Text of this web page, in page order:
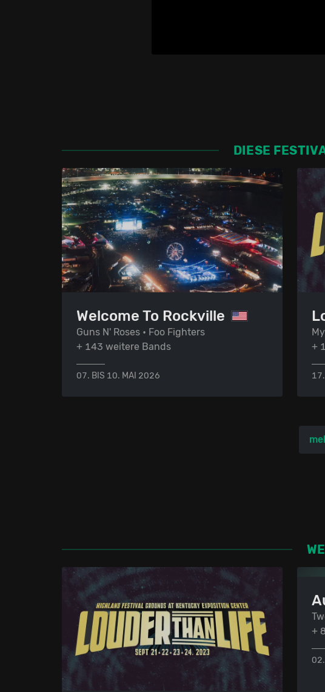
DIESE
Welcome To Rockville
Guns N' Roses • Foo Fighters
+ 143 weitere Bands
07. BIS 10. MAI 2026
+
+